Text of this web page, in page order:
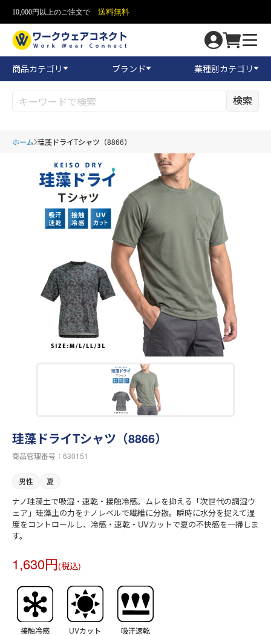
10,000円以上のご注文で 送料無料
商品カテゴリ ブランド 業種別カテゴリ
検索
ホーム 珪藻ドライTシャツ（8866）
珪藻ドライTシャツ（8866）
商品管理番号：630151
男性 夏
ナノ珪藻土で吸湿・速乾・接触冷感。ムレを抑える「次世代の調湿ウ
ェア」珪藻土の力をナノレベルで繊維に分散。瞬時に水分を捉えて湿
度をコントロールし、冷感・速乾・UVカットで夏の不快感を一掃しま
す。
1,630円(税込)
接触冷感 UVカット 吸汗速乾